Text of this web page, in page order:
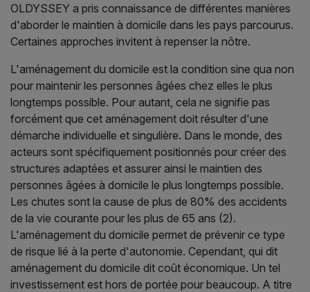
OLDYSSEY a pris connaissance de différentes manières
d'aborder le maintien à domicile dans les pays parcourus.
Certaines approches invitent à repenser la nôtre.
L'aménagement du domicile est la condition sine qua non
pour maintenir les personnes âgées chez elles le plus
longtemps possible. Pour autant, cela ne signifie pas
forcément que cet aménagement doit résulter d'une
démarche individuelle et singulière. Dans le monde, des
acteurs sont spécifiquement positionnés pour créer des
structures adaptées et assurer ainsi le maintien des
personnes âgées à domicile le plus longtemps possible.
Les chutes sont la cause de plus de 80% des accidents
de la vie courante pour les plus de 65 ans (2).
L'aménagement du domicile permet de prévenir ce type
de risque lié à la perte d'autonomie. Cependant, qui dit
aménagement du domicile dit coût économique. Un tel
investissement est hors de portée pour beaucoup. A titre